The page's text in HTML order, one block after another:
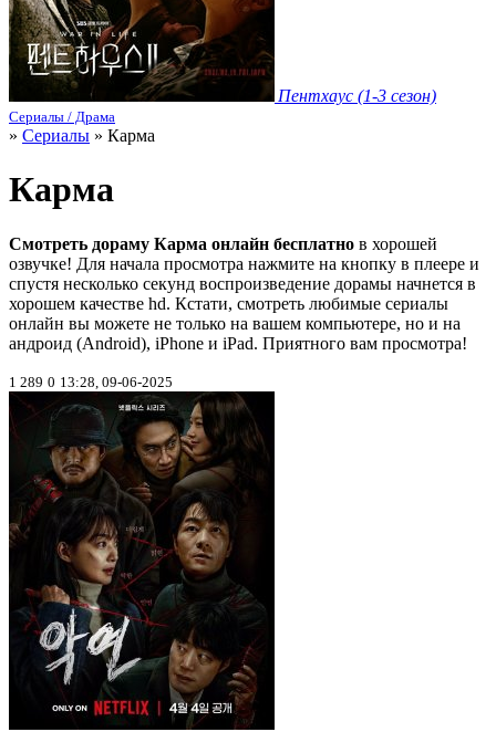
Пентхаус (1-3 сезон)
Сериалы / Драма
» Сериалы » Карма
Карма
Смотреть дораму Карма онлайн бесплатно в хорошей
озвучке! Для начала просмотра нажмите на кнопку в плеере и
спустя несколько секунд воспроизведение дорамы начнется в
хорошем качестве hd. Кстати, смотреть любимые сериалы
онлайн вы можете не только на вашем компьютере, но и на
андроид (Android), iPhone и iPad. Приятного вам просмотра!
1 289 0 13:28, 09-06-2025